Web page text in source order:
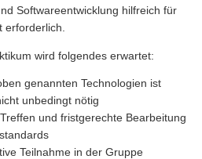
Softwareentwicklung hilfreich für
wird folgendes erwartet:
genannten Technologien ist
unbedingt nötig
und fristgerechte Bearbeitung
Teilnahme in der Gruppe